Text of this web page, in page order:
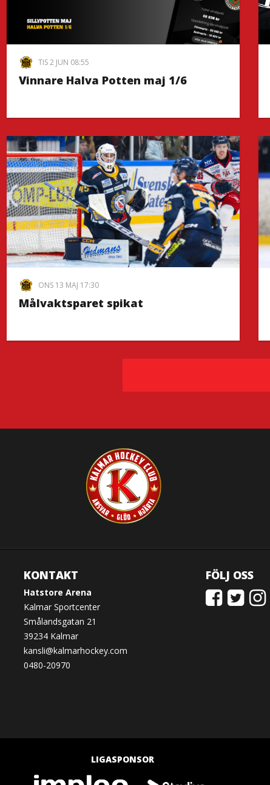
TIS 2 JUN 08:55
Vinnare Halva Potten maj 1/6
ONS 13 MAJ 17:30
Målvaktsparet spikat
KONTAKT
Hatstore Arena
Kalmar Sportcenter
Smålandsgatan 21
39234 Kalmar
kansli@kalmarhockey.com
0480-20970
FÖLJ OSS
LIGASPONSOR